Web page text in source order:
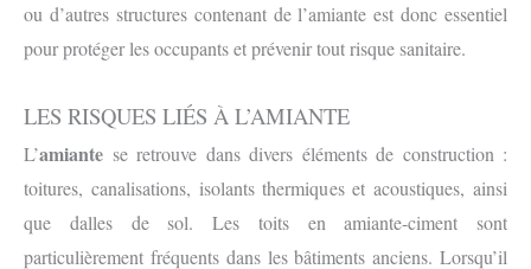
ou d’autres structures contenant de l’amiante est donc essentiel
pour protéger les occupants et prévenir tout risque sanitaire.
LES RISQUES LIÉS À L’AMIANTE
L’amiante se retrouve dans divers éléments de construction :
toitures, canalisations, isolants thermiques et acoustiques, ainsi
que dalles de sol. Les toits en amiante-ciment sont
particulièrement fréquents dans les bâtiments anciens. Lorsqu’il